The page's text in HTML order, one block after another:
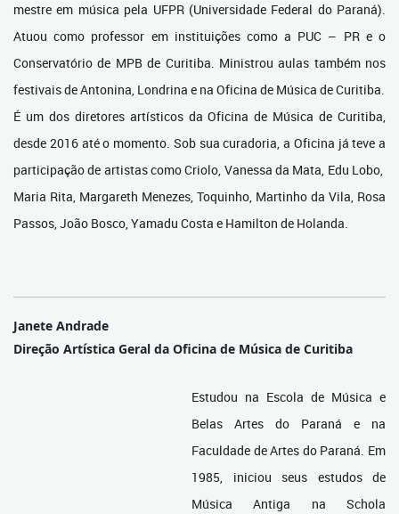
mestre em música pela UFPR (Universidade Federal do Paraná).
Atuou como professor em instituições como a PUC – PR e o
Conservatório de MPB de Curitiba. Ministrou aulas também nos
festivais de Antonina, Londrina e na Oficina de Música de Curitiba.
É um dos diretores artísticos da Oficina de Música de Curitiba,
desde 2016 até o momento. Sob sua curadoria, a Oficina já teve a
participação de artistas como Criolo, Vanessa da Mata, Edu Lobo,
Maria Rita, Margareth Menezes, Toquinho, Martinho da Vila, Rosa
Passos, João Bosco, Yamadu Costa e Hamilton de Holanda.
Janete Andrade
Direção Artística Geral da Oficina de Música de Curitiba
Estudou na Escola de Música e
Belas Artes do Paraná e na
Faculdade de Artes do Paraná. Em
1985, iniciou seus estudos de
Música Antiga na Schola